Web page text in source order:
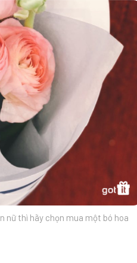
nữ thì hãy chọn mua một bó hoa